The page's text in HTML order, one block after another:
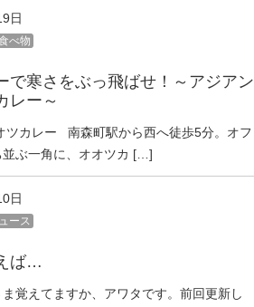
日
べ物
で寒さをぶっ飛ばせ！～アジアン
レー～
カレー 南森町駅から西へ徒歩5分。オフ
並ぶ一角に、オオツカ […]
日
ース
ば…
覚えてますか、アワタです。前回更新し